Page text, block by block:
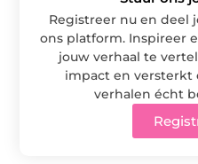
Registreer nu en deel
ons platform. Inspireer
jouw verhaal te
impact en versterkt
verhalen écht